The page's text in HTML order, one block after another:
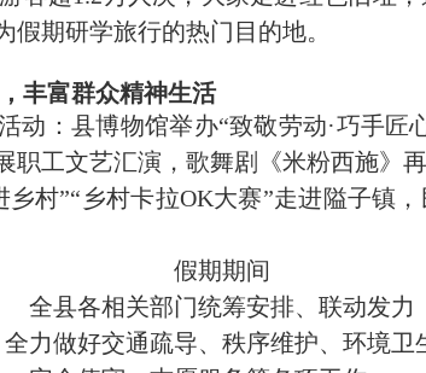
期研学旅行的热门目的地。
丰富群众精神生活
动：县博物馆举办“致敬劳动·巧手匠
职工文艺汇演，歌舞剧《米粉西施》
村”“乡村卡拉OK大赛”走进隘子镇
假期期间
县各相关部门统筹安排、联动发力
做好交通疏导、秩序维护、 环境卫